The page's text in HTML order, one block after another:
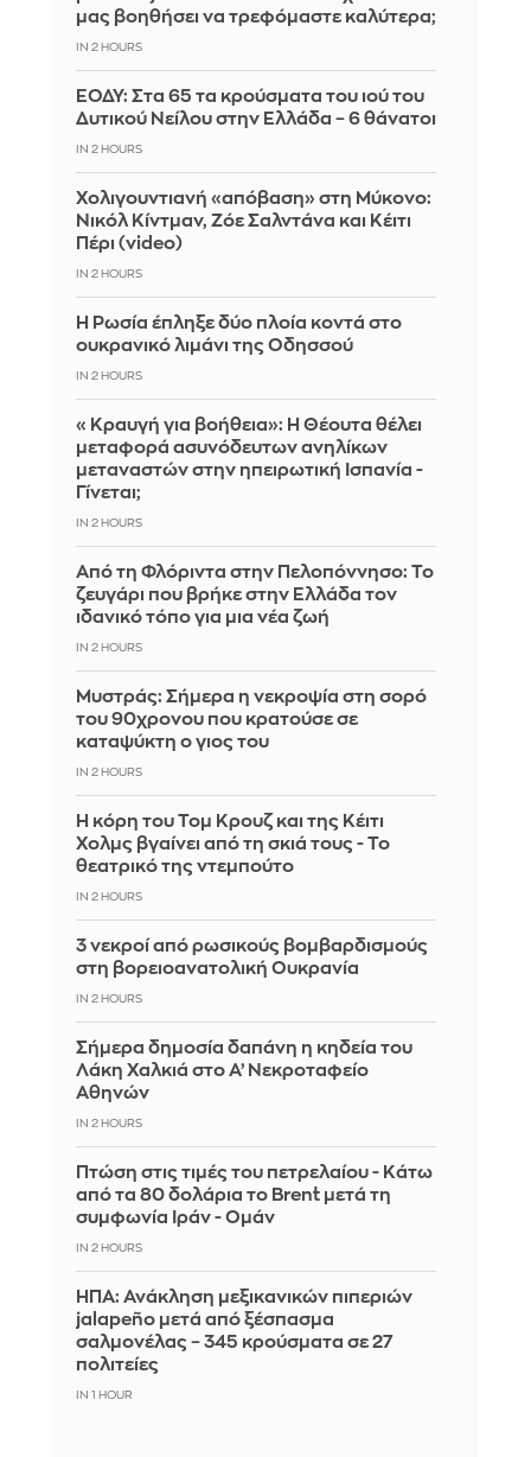
μας βοηθήσει να τρεφόμαστε καλύτερα;
IN 2 HOURS
ΕΟΔΥ: Στα 65 τα κρούσματα του ιού του
Δυτικού Νείλου στην Ελλάδα – 6 θάνατοι
IN 2 HOURS
Χολιγουντιανή «απόβαση» στη Μύκονο:
Νικόλ Κίντμαν, Ζόε Σαλντάνα και Κέιτι
Πέρι (video)
IN 2 HOURS
Η Ρωσία έπληξε δύο πλοία κοντά στο
ουκρανικό λιμάνι της Οδησσού
IN 2 HOURS
«Κραυγή για βοήθεια»: Η Θέουτα θέλει
μεταφορά ασυνόδευτων ανηλίκων
μεταναστών στην ηπειρωτική Ισπανία -
Γίνεται;
IN 2 HOURS
Από τη Φλόριντα στην Πελοπόννησο: Το
ζευγάρι που βρήκε στην Ελλάδα τον
ιδανικό τόπο για μια νέα ζωή
IN 2 HOURS
Mυστράς: Σήμερα η νεκροψία στη σορό
του 90χρονου που κρατούσε σε
καταψύκτη ο γιος του
IN 2 HOURS
Η κόρη του Τομ Κρουζ και της Κέιτι
Χολμς βγαίνει από τη σκιά τους - Το
θεατρικό της ντεμπούτο
IN 2 HOURS
3 νεκροί από ρωσικούς βομβαρδισμούς
στη βορειοανατολική Ουκρανία
IN 2 HOURS
Σήμερα δημοσία δαπάνη η κηδεία του
Λάκη Χαλκιά στο Α’ Νεκροταφείο
Αθηνών
IN 2 HOURS
Πτώση στις τιμές του πετρελαίου - Κάτω
από τα 80 δολάρια το Brent μετά τη
συμφωνία Ιράν - Ομάν
IN 2 HOURS
ΗΠΑ: Ανάκληση μεξικανικών πιπεριών
jalapeño μετά από ξέσπασμα
σαλμονέλας – 345 κρούσματα σε 27
πολιτείες
IN 1 HOUR